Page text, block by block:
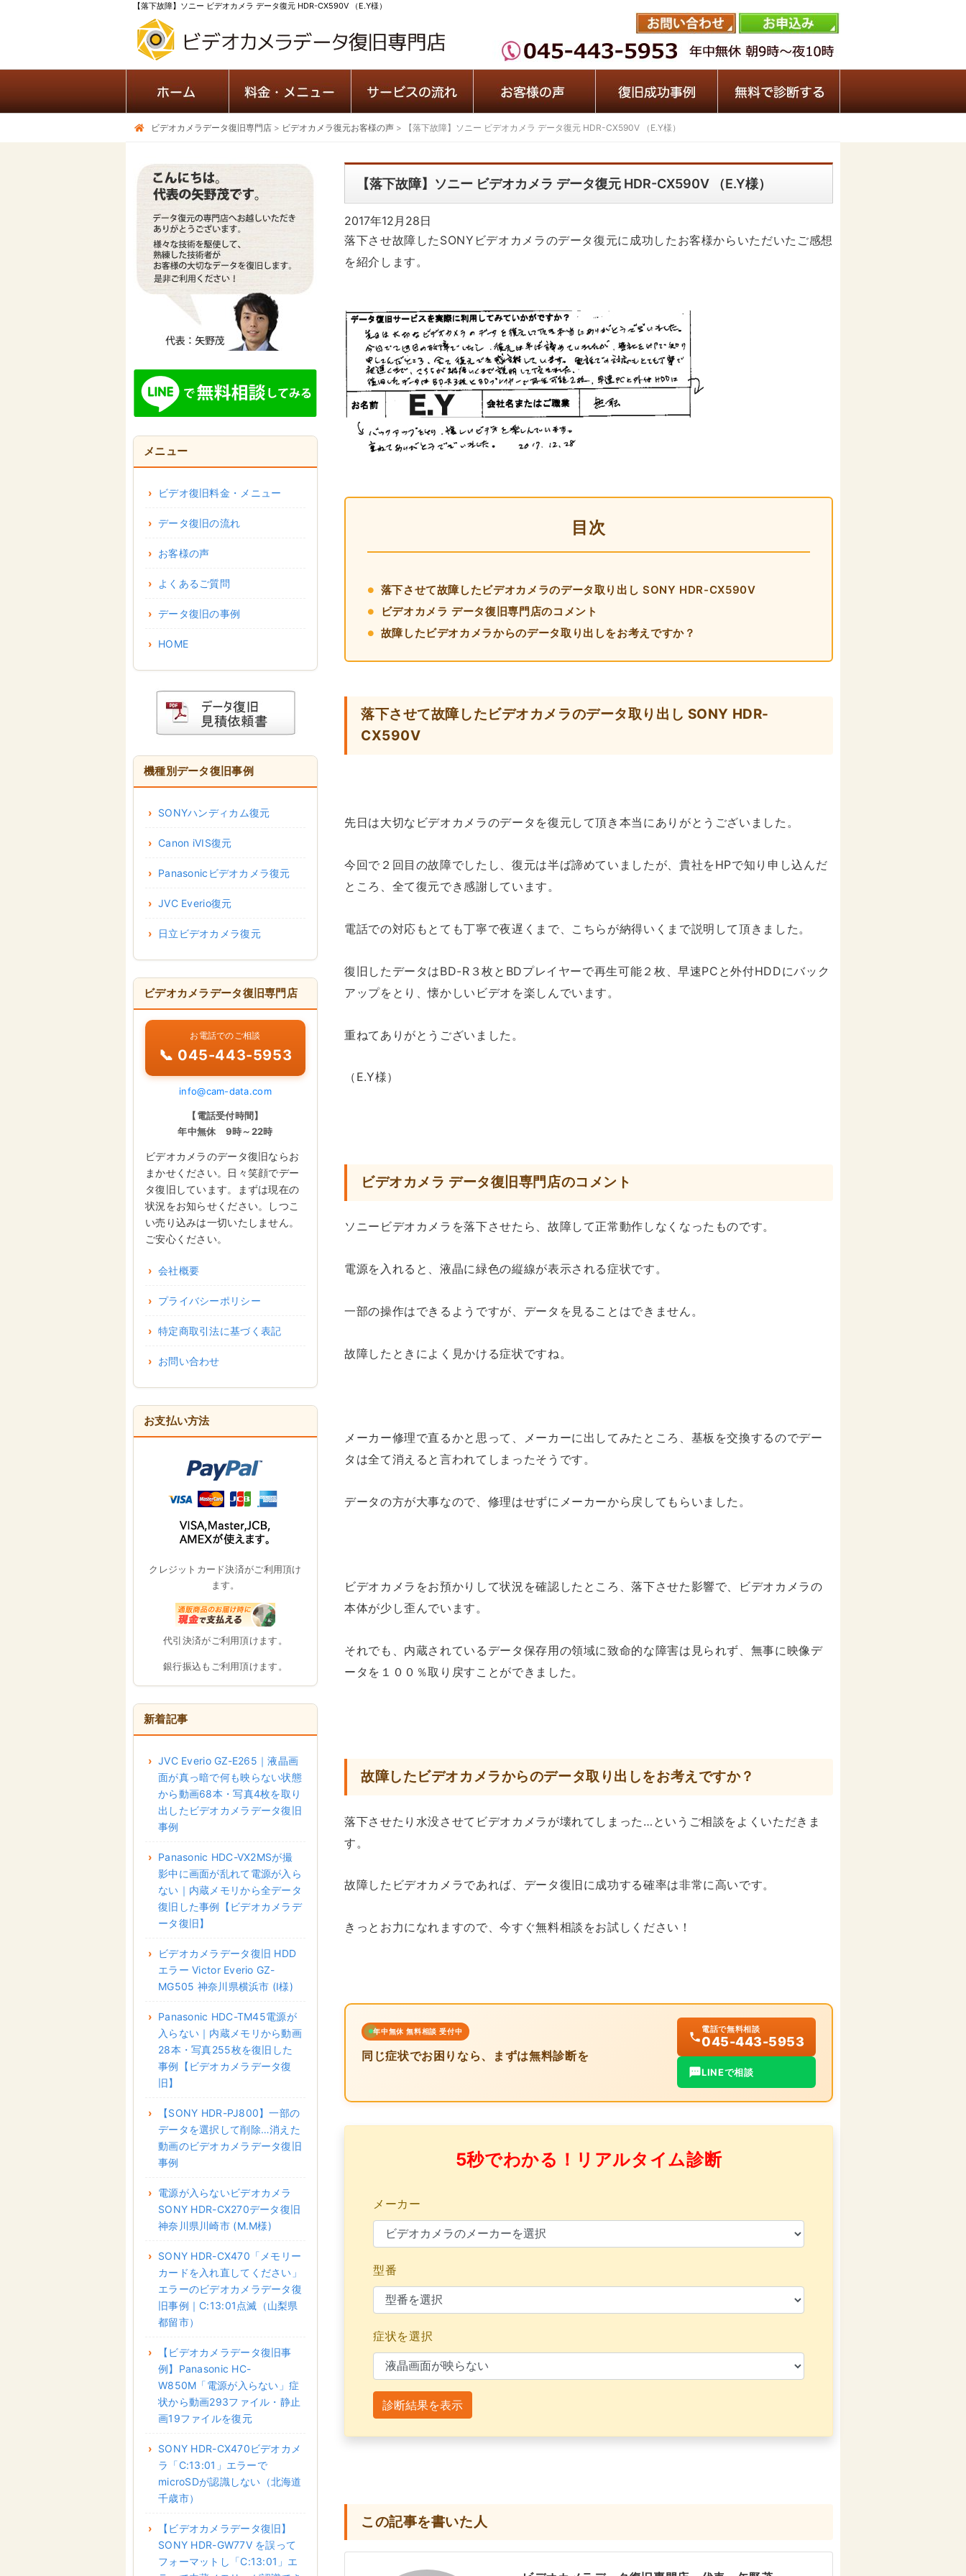
【落下故障】ソニー ビデオカメラ データ復元 HDR-CX590V （E.Y様）
ビデオカメラデータ復旧専門店 > ビデオカメラ復元お客様の声 > 【落下故障】ソニー ビデオカメラ データ復元 HDR-CX590V （E.Y様）
【落下故障】ソニー ビデオカメラ データ復元 HDR-CX590V （E.Y様）
2017年12月28日
落下させ故障したSONYビデオカメラのデータ復元に成功したお客様からいただいたご感想
を紹介します。
目次
落下させて故障したビデオカメラのデータ取り出し SONY HDR-CX590V
ビデオカメラ データ復旧専門店のコメント
故障したビデオカメラからのデータ取り出しをお考えですか？
落下させて故障したビデオカメラのデータ取り出し SONY HDR-
CX590V
先日は大切なビデオカメラのデータを復元して頂き本当にありがとうございました。
今回で２回目の故障でしたし、復元は半ば諦めていましたが、貴社をHPで知り申し込んだ
ところ、全て復元でき感謝しています。
電話での対応もとても丁寧で夜遅くまで、こちらが納得いくまで説明して頂きました。
復旧したデータはBD-R３枚とBDプレイヤーで再生可能２枚、早速PCと外付HDDにバック
アップをとり、懐かしいビデオを楽しんでいます。
重ねてありがとうございました。
（E.Y様）
ビデオカメラ データ復旧専門店のコメント
ソニービデオカメラを落下させたら、故障して正常動作しなくなったものです。
電源を入れると、液晶に緑色の縦線が表示される症状です。
一部の操作はできるようですが、データを見ることはできません。
故障したときによく見かける症状ですね。
メーカー修理で直るかと思って、メーカーに出してみたところ、基板を交換するのでデー
タは全て消えると言われてしまったそうです。
データの方が大事なので、修理はせずにメーカーから戻してもらいました。
ビデオカメラをお預かりして状況を確認したところ、落下させた影響で、ビデオカメラの
本体が少し歪んでいます。
それでも、内蔵されているデータ保存用の領域に致命的な障害は見られず、無事に映像デ
ータを１００％取り戻すことができました。
故障したビデオカメラからのデータ取り出しをお考えですか？
落下させたり水没させてビデオカメラが壊れてしまった…というご相談をよくいただきま
す。
故障したビデオカメラであれば、データ復旧に成功する確率は非常に高いです。
きっとお力になれますので、今すぐ無料相談をお試しください！
年中無休 無料相談 受付中
同じ症状でお困りなら、まずは無料診断を
電話で無料相談
045-443-5953
LINEで相談
5秒でわかる！リアルタイム診断
メーカー
型番
症状を選択
診断結果を表示
この記事を書いた人
メニュー
ビデオ復旧料金・メニュー
データ復旧の流れ
お客様の声
よくあるご質問
データ復旧の事例
HOME
機種別データ復旧事例
SONYハンディカム復元
Canon iVIS復元
Panasonicビデオカメラ復元
JVC Everio復元
日立ビデオカメラ復元
ビデオカメラデータ復旧専門店
お電話でのご相談
📞 045-443-5953
info@cam-data.com
【電話受付時間】
年中無休 9時～22時
ビデオカメラのデータ復旧ならお
まかせください。日々笑顔でデー
タ復旧しています。まずは現在の
状況をお知らせください。しつこ
い売り込みは一切いたしません。
ご安心ください。
会社概要
プライバシーポリシー
特定商取引法に基づく表記
お問い合わせ
お支払い方法
クレジットカード決済がご利用頂け
ます。
代引決済がご利用頂けます。
銀行振込もご利用頂けます。
新着記事
JVC Everio GZ-E265｜液晶画
面が真っ暗で何も映らない状態
から動画68本・写真4枚を取り
出したビデオカメラデータ復旧
事例
Panasonic HDC-VX2MSが撮
影中に画面が乱れて電源が入ら
ない｜内蔵メモリから全データ
復旧した事例【ビデオカメラデ
ータ復旧】
ビデオカメラデータ復旧 HDD
エラー Victor Everio GZ-
MG505 神奈川県横浜市 (I様)
Panasonic HDC-TM45電源が
入らない｜内蔵メモリから動画
28本・写真255枚を復旧した
事例【ビデオカメラデータ復
旧】
【SONY HDR-PJ800】一部の
データを選択して削除…消えた
動画のビデオカメラデータ復旧
事例
電源が入らないビデオカメラ
SONY HDR-CX270データ復旧
神奈川県川崎市 (M.M様)
SONY HDR-CX470「メモリー
カードを入れ直してください」
エラーのビデオカメラデータ復
旧事例｜C:13:01点滅（山梨県
都留市）
【ビデオカメラデータ復旧事
例】Panasonic HC-
W850M「電源が入らない」症
状から動画293ファイル・静止
画19ファイルを復元
SONY HDR-CX470ビデオカメ
ラ「C:13:01」エラーで
microSDが認識しない（北海道
千歳市）
【ビデオカメラデータ復旧】
SONY HDR-GW77V を誤って
フォーマットし「C:13:01」エ